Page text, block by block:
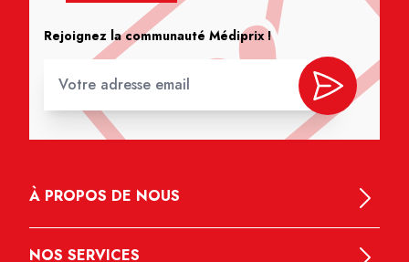
Rejoignez la communauté Médiprix !
À PROPOS DE NOUS
NOS SERVICES